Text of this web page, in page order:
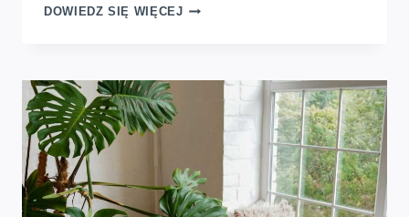
DOWIEDZ SIĘ WIĘCEJDOMOWY
JAK
SKUTECZNIE
WSPIERAĆ
WZROST
TWOJEJ
ROŚLINY